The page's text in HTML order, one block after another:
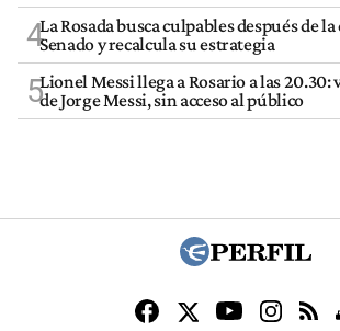
4La Rosada busca culpables después de
Senado y recalcula su estrategia
5Lionel Messi llega a Rosario a las
de Jorge Messi, sin acceso al público